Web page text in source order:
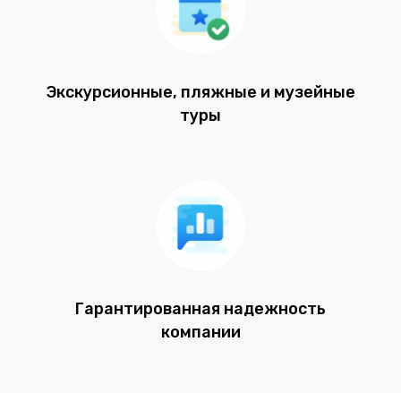
Экскурсионные, пляжные и музейные
туры
Гарантированная надежность
компании